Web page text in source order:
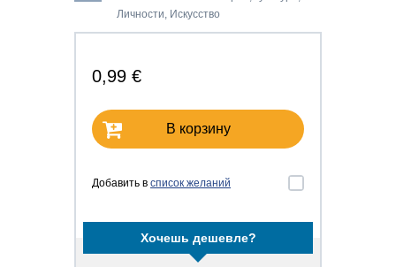
Личности, Искусство
0,99 €
В корзину
Добавить в список желаний
Хочешь дешевле?